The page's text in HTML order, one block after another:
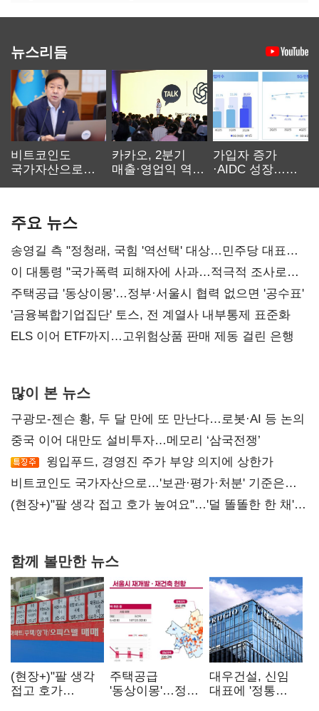
뉴스리듬
비트코인도
국가자산으로…'
카카오, 2분기
매출·영업익 역대
가입자 증가
·AIDC 성장…
주요 뉴스
송영길 측 "정청래, 국힘 '역선택' 대상…민주당 대표로
총선 지휘 못해"
이 대통령 "국가폭력 피해자에 사과…적극적 조사로
진실 밝혀야"
주택공급 '동상이몽'…정부·서울시 협력 없으면 '공수표'
'금융복합기업집단' 토스, 전 계열사 내부통제 표준화
ELS 이어 ETF까지…고위험상품 판매 제동 걸린 은행
많이 본 뉴스
구광모-젠슨 황, 두 달 만에 또 만난다…로봇·AI 등 논의
중국 이어 대만도 설비투자…메모리 ‘삼국전쟁’
윙입푸드, 경영진 주가 부양 의지에 상한가
비트코인도 국가자산으로…'보관·평가·처분' 기준은
숙제
(현장+)"팔 생각 접고 호가 높여요"…'덜 똘똘한 한 채'
함께 볼만한 뉴스
(현장+)"팔 생각
접고 호가
주택공급
'동상이몽'…정부
대우건설, 신임
대표에 '정통